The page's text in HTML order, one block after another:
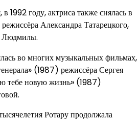
1992 году, актриса также снялась в
Александра Татарецкого,
Людмилы.
во многих музыкальных фильмах,
(1987) режиссёра Сергея
тебе новую жизнь» (1987)
Ротару продолжала